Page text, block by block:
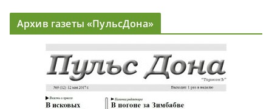
Архив газеты «ПульсДона»